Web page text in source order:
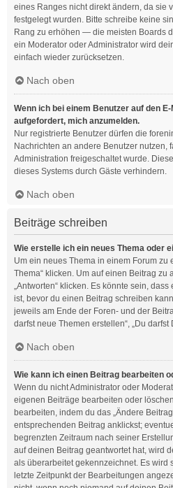
eines Ranges nicht direkt ändern, da sie
festgelegt wurden. Bitte schreibe keine
Rang zu erhöhen — die meisten Boards
ein Moderator oder Administrator wird
einfach wieder zurücksetzen.
Nach oben
Wenn ich bei einem Benutzer auf den
aufgefordert, mich anzumelden.
Nur registrierte Benutzer dürfen die
Nachrichten an andere Benutzer nutzen,
Administration freigeschaltet wurde.
dieses Systems durch Gäste verhindern.
Nach oben
Beiträge schreiben
Wie erstelle ich ein neues Thema oder
Um ein neues Thema in einem Forum zu
Thema“ klicken. Um auf einen Beitrag zu
„Antworten“ klicken. Es könnte sein,
ist, bevor du einen Beitrag schreiben
jeweils am Ende der Foren- und der
darfst neue Themen erstellen“, „Du
Nach oben
Wie kann ich einen Beitrag bearbeiten
Wenn du nicht Administrator oder
eigenen Beiträge bearbeiten oder
bearbeiten, indem du das „Ändere
entsprechenden Beitrag anklickst;
begrenzten Zeitraum nach seiner
auf deinen Beitrag geantwortet hat, wird
als überarbeitet gekennzeichnet. Es wird
letzte Zeitpunkt der Bearbeitungen